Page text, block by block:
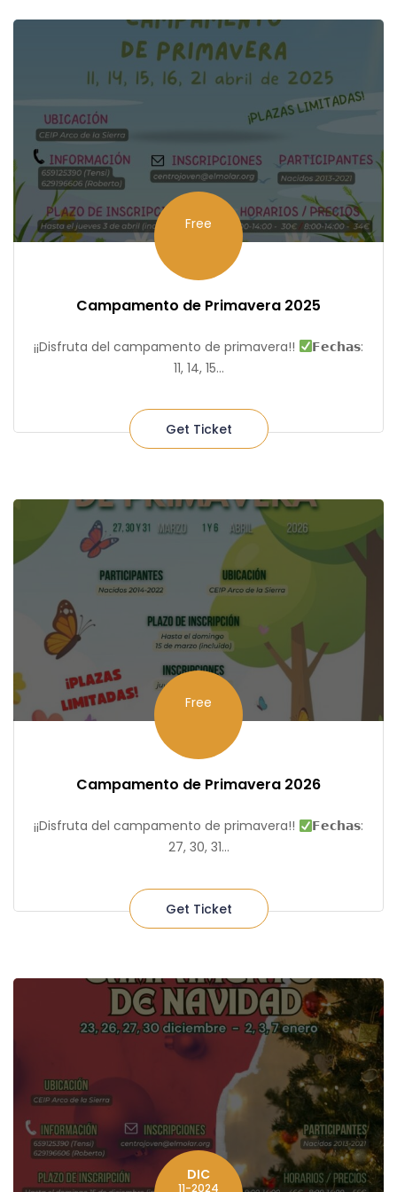
Free
Campamento de Primavera 2025
¡¡Disfruta del campamento de primavera!!
𝗙𝗲𝗰𝗵𝗮𝘀:
11, 14, 15...
Get Ticket
Free
Campamento de Primavera 2026
¡¡Disfruta del campamento de primavera!!
𝗙𝗲𝗰𝗵𝗮𝘀:
27, 30, 31...
Get Ticket
DIC
11-2024